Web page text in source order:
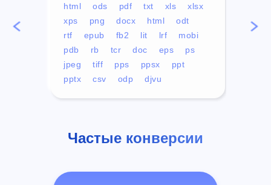
html ods pdf txt xls
xlsx
xps
png docx html
odt
rtf
epub fb2 lit lrf
mobi
pdb
rb tcr doc eps
ps
jpeg
tiff pps ppsx
ppt
pptx
csv odp djvu
mp4
Частые конверсии